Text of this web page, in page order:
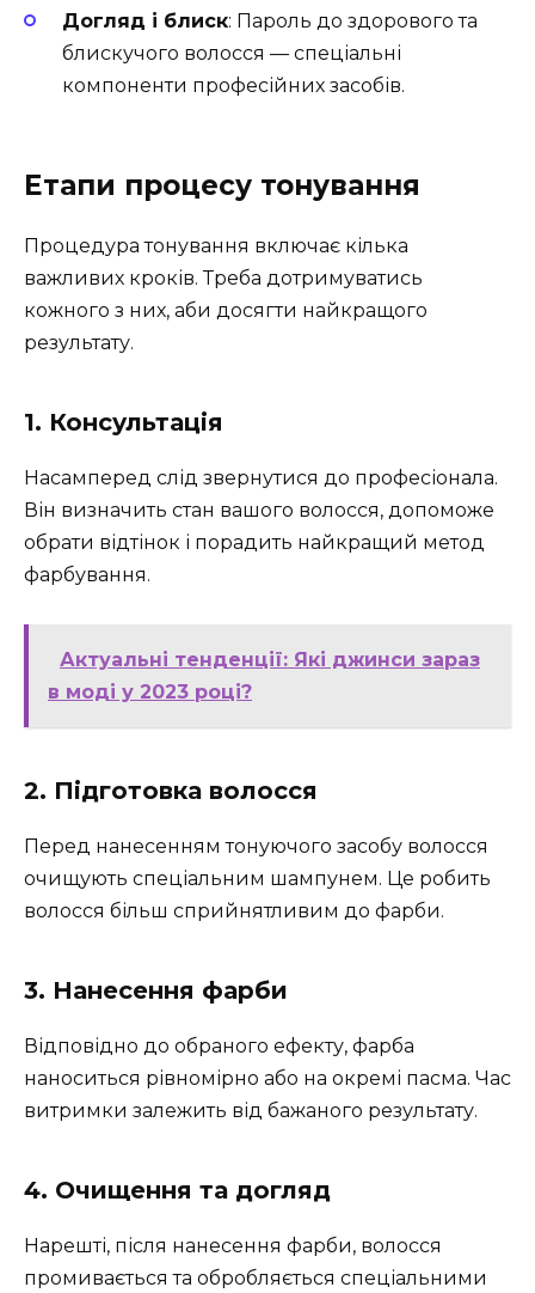
Догляд і блиск: Пароль до здорового та
блискучого волосся — спеціальні
компоненти професійних засобів.
Етапи процесу тонування
Процедура тонування включає кілька
важливих кроків. Треба дотримуватись
кожного з них, аби досягти найкращого
результату.
1. Консультація
Насамперед слід звернутися до професіонала.
Він визначить стан вашого волосся, допоможе
обрати відтінок і порадить найкращий метод
фарбування.
Актуальні тенденції: Які джинси зараз
в моді у 2023 році?
2. Підготовка волосся
Перед нанесенням тонуючого засобу волосся
очищують спеціальним шампунем. Це робить
волосся більш сприйнятливим до фарби.
3. Нанесення фарби
Відповідно до обраного ефекту, фарба
наноситься рівномірно або на окремі пасма. Час
витримки залежить від бажаного результату.
4. Очищення та догляд
Нарешті, після нанесення фарби, волосся
промивається та обробляється спеціальними